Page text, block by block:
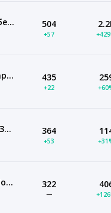
Нижний Новгород без посредников
504
+57
Нижегородская епархия
435
+22
Сводка по району. Заельцовка
364
+53
ДШИ № 1 Нижний Новгород
322
—